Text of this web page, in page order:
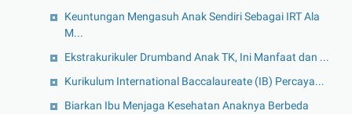
Keuntungan Mengasuh Anak Sendiri Sebagai IRT Ala
M...
Ekstrakurikuler Drumband Anak TK, Ini Manfaat dan ...
Kurikulum International Baccalaureate (IB) Percaya...
Biarkan Ibu Menjaga Kesehatan Anaknya Berbeda